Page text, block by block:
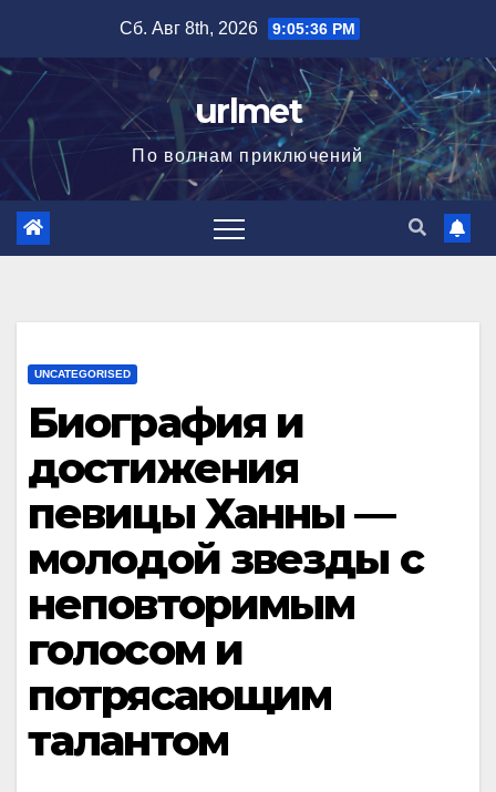
содержимому
Сб. Авг 8th, 2026 9:05:37 PM
urlmet
По волнам приключений
UNCATEGORISED
Биография и
достижения
певицы Ханны —
молодой звезды с
неповторимым
голосом и
потрясающим
талантом